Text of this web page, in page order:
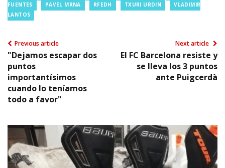
FUENTES
PAVEL MRNA RFEDH TXURI URDIN
VLADIMIR
LANTOS
Previous article
"Dejamos escapar dos
puntos
importantísimos
cuando lo teníamos
todo a favor"
Next article
El FC Barcelona resiste y
se lleva los 3 puntos
ante Puigcerdà